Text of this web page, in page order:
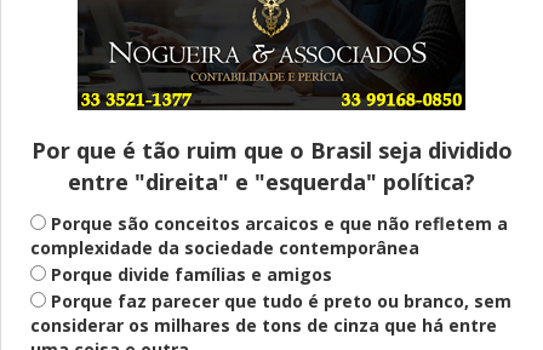
Entenda
Pix Pensão Alimentícia: entenda o que é
e como solicitar
Saúde Mental
Plataforma oferece escuta em saúde
mental para jovens no SUS Digital
Definido
Por que é tão ruim que o Brasil seja dividido
entre "direita" e "esquerda" política?
Porque são conceitos arcaicos e que não refletem a
complexidade da sociedade contemporânea
Porque divide famílias e amigos
Porque faz parecer que tudo é preto ou branco, sem
considerar os milhares de tons de cinza que há entre